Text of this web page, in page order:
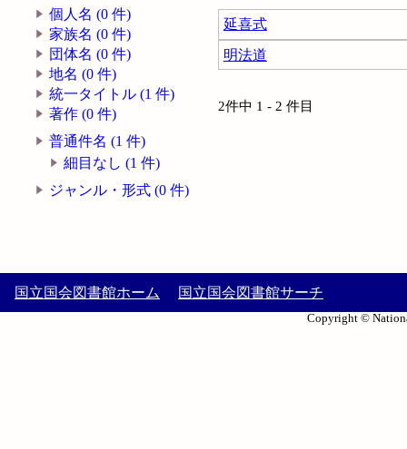
個人名 (0 件)
家族名 (0 件)
団体名 (0 件)
地名 (0 件)
統一タイトル (1 件)
著作 (0 件)
普通件名 (1 件)
細目なし (1 件)
ジャンル・形式 (0 件)
延喜式
明法道
2件中 1 - 2 件目
国立国会図書館ホーム 国立国会図書館サーチ
Copyright ©